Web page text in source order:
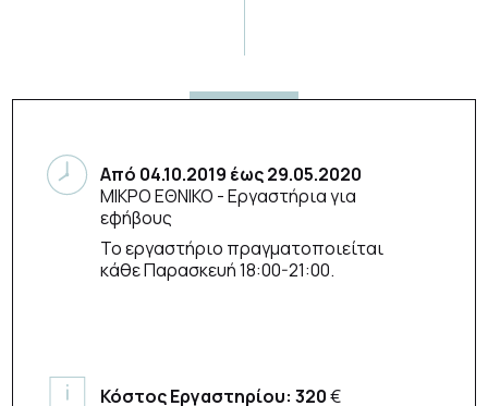
Από 04.10.2019 έως29.05.2020
ΜΙΚΡΟ ΕΘΝΙΚΟ - Εργαστήρια για
εφήβους
Το εργαστήριο πραγματοποιείται
κάθε Παρασκευή 18:00-21:00.
Κόστος Εργαστηρίου: 320€